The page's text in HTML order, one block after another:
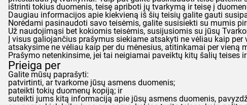
ištrinti tokius duomenis, teisę apriboti jų tvarkymą ir teisę į
Daugiau informacijos apie kiekvieną iš šių teisių galite gauti
Norėdami pasinaudoti savo teisėmis, galite susisiekti su mumis
Už naudojimąsi bet kokiomis teisėmis, susijusiomis su jūsų
Į visus galiojančius prašymus siekiame atsakyti ne vėliau kaip
atsakysime ne vėliau kaip per du mėnesius, atitinkamai per vieną
Prašymo netenkinsime, jei tai neigiamai paveiktų kitų šalių teises
Prieiga per
Galite mūsų paprašyti:
patvirtinti, ar tvarkome jūsų asmens duomenis;
pateikti tokių duomenų kopiją; ir
suteikti jums kitą informaciją apie jūsų asmens duomenis,